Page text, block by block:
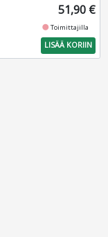
51,90 €
fiber_manual_recordToimittajilla
LISÄÄ KORIIN